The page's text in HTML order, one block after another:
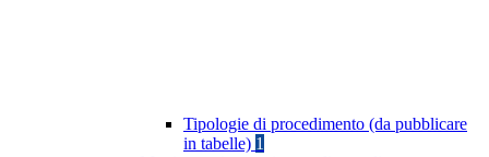
Tipologie di procedimento (da pubblicare
in tabelle) 1